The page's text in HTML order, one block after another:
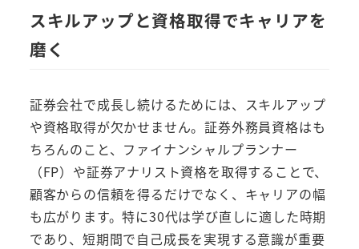
スキルアップと資格取得でキャリアを
磨く
証券会社で成長し続けるためには、スキルアップ
や資格取得が欠かせません。証券外務員資格はも
ちろんのこと、ファイナンシャルプランナー
（FP）や証券アナリスト資格を取得することで、
顧客からの信頼を得るだけでなく、キャリアの幅
も広がります。特に30代は学び直しに適した時期
であり、短期間で自己成長を実現する意識が重要